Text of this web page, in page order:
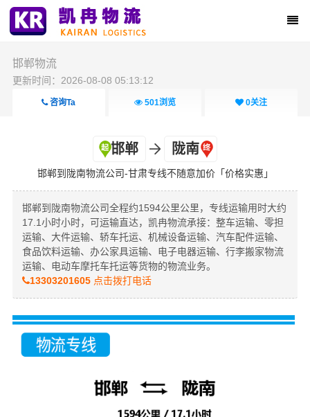
邯郸物流
更新时间：2026-08-08 05:13:12
咨询Ta 501浏览 0关注
邯郸 陇南
邯郸到陇南物流公司-甘肃专线不随意加价「价格实惠」
邯郸到陇南物流公司全程约1594公里公里，专线运输用时大约
17.1小时小时，可运输直达，凯冉物流承接：整车运输、零担
运输、大件运输、轿车托运、机械设备运输、汽车配件运输、
食品饮料运输、办公家具运输、电子电器运输、行李搬家物流
运输、电动车摩托车托运等货物的物流业务。
13303201605点击拨打电话